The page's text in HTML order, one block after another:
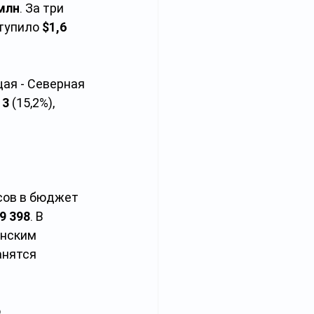
. За три
$1,6
- Северная
(15,2%),
в бюджет
398. В